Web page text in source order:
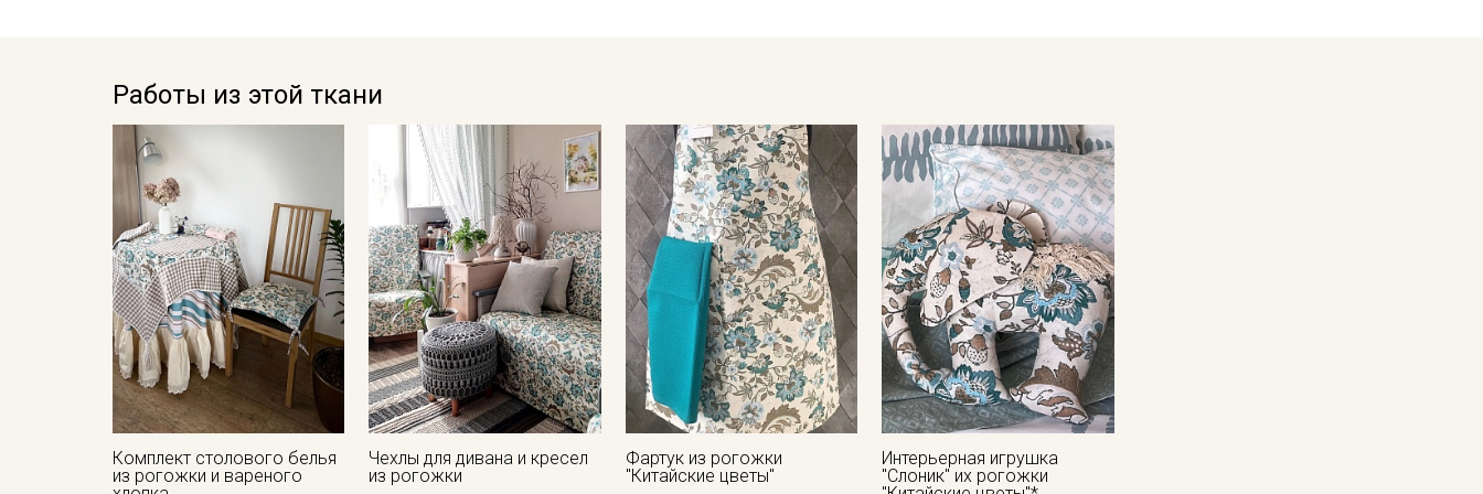
Работы из этой ткани
Комплект столового белья
из рогожки и вареного
Чехлы для дивана и кресел
из рогожки
Фартук из рогожки
"Китайские цветы"
Интерьерная игрушка
"Слоник" их рогожки